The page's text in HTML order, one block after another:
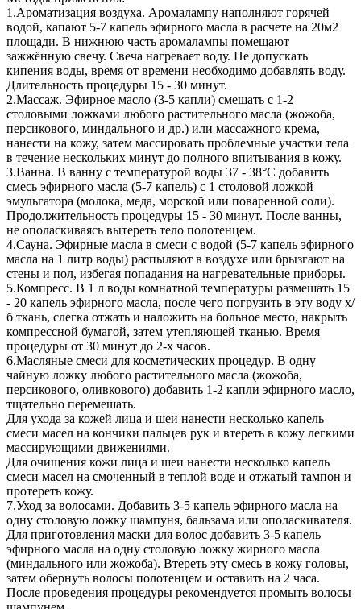
1.Ароматизация воздуха. Аромалампу наполняют горячей
водой, капают 5-7 капель эфирного масла в расчете на 20м2
площади. В нижнюю часть аромалампы помещают
зажжённую свечу. Свеча нагревает воду. Не допускать
кипения воды, время от времени необходимо добавлять воду.
Длительность процедуры 15 - 30 минут.
2.Массаж. Эфирное масло (3-5 капли) смешать с 1-2
столовыми ложками любого растительного масла (жожоба,
персикового, миндального и др.) или массажного крема,
нанести на кожу, затем массировать проблемные участки тела
в течение нескольких минут до полного впитывания в кожу.
3.Ванна. В ванну с температурой воды 37 - 38°С добавить
смесь эфирного масла (5-7 капель) с 1 столовой ложкой
эмульгатора (молока, меда, морской или поваренной соли).
Продолжительность процедуры 15 - 30 минут. После ванны,
не ополаскиваясь вытереть тело полотенцем.
4.Сауна. Эфирные масла в смеси с водой (5-7 капель эфирного
масла на 1 литр воды) распыляют в воздухе или брызгают на
стены и пол, избегая попадания на нагревательные приборы.
5.Компресс. В 1 л воды комнатной температуры размешать 15
- 20 капель эфирного масла, после чего погрузить в эту воду х/
б ткань, слегка отжать и наложить на больное место, накрыть
компрессной бумагой, затем утепляющей тканью. Время
процедуры от 30 минут до 2-х часов.
6.Масляные смеси для косметических процедур. В одну
чайную ложку любого растительного масла (жожоба,
персикового, оливкового) добавить 1-2 капли эфирного масло,
тщательно перемешать.
Для ухода за кожей лица и шеи нанести несколько капель
смеси масел на кончики пальцев рук и втереть в кожу легкими
массирующими движениями.
Для очищения кожи лица и шеи нанести несколько капель
смеси масел на смоченный в теплой воде и отжатый тампон и
протереть кожу.
7.Уход за волосами. Добавить 3-5 капель эфирного масла на
одну столовую ложку шампуня, бальзама или ополаскивателя.
Для приготовления маски для волос добавить 3-5 капель
эфирного масла на одну столовую ложку жирного масла
(миндального или жожоба). Втереть эту смесь в кожу головы,
затем обернуть волосы полотенцем и оставить на 2 часа.
После проведения процедуры рекомендуется промыть волосы